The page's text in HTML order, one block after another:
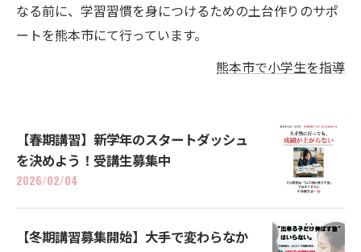
なる前に、学習習慣を身につけるための土台作りのサポ
ートを熊本市にて行っています。
熊本市で小学生を指導
【春期講習】新学年のスタートダッシュ
を決めよう！受講生募集中
2026/02/04
【冬期講習募集開始】大手で変わらなか